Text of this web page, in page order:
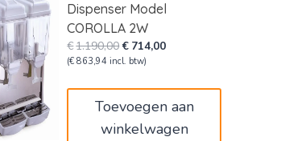
Dispenser Model
COROLLA 2W
€1.190,00Oorspronkelijke
prijs
€ 714,00Huidige
(€ 863,94 incl. btw)
Toevoegen aan
winkelwagen